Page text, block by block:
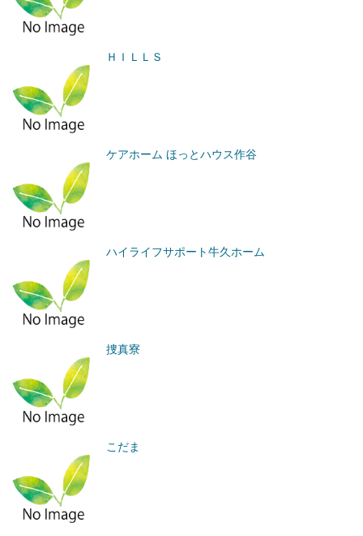
ＨＩＬＬＳ
ケアホーム ほっとハウス作谷
ハイライフサポート牛久ホーム
捜真寮
こだま